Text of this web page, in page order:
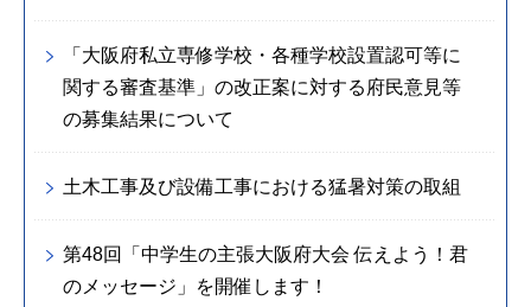
「大阪府私立専修学校・各種学校設置認可等に
関する審査基準」の改正案に対する府民意見等
の募集結果について
土木工事及び設備工事における猛暑対策の取組
第48回「中学生の主張大阪府大会 伝えよう！君
のメッセージ」を開催します！